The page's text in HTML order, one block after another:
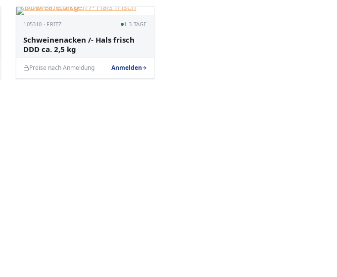
105310 · FRITZ 1-3 TAGE
Schweinenacken /- Hals frisch
DDD ca. 2,5 kg
Preise nach Anmeldung Anmelden